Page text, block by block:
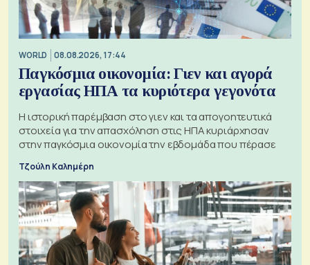
WORLD 08.08.2026, 17:44
Παγκόσμια οικονομία: Γιεν και αγορά
εργασίας ΗΠΑ τα κυριότερα γεγονότα
Η ιστορική παρέμβαση στο γιεν και τα απογοητευτικά
στοιχεία για την απασχόληση στις ΗΠΑ κυριάρχησαν
στην παγκόσμια οικονομία την εβδομάδα που πέρασε
Τζούλη Καλημέρη